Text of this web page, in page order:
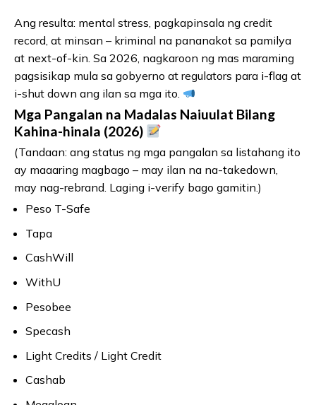
Ang resulta: mental stress, pagkapinsala ng credit
record, at minsan – kriminal na pananakot sa pamilya
at next-of-kin. Sa 2026, nagkaroon ng mas maraming
pagsisikap mula sa gobyerno at regulators para i-flag at
i-shut down ang ilan sa mga ito.
Mga Pangalan na Madalas Naiuulat Bilang
Kahina-hinala (2026)
(Tandaan: ang status ng mga pangalan sa listahang ito
ay maaaring magbago – may ilan na na-takedown,
may nag-rebrand. Laging i-verify bago gamitin.)
Peso T-Safe
Tapa
CashWill
WithU
Pesobee
Specash
Light Credits / Light Credit
Cashab